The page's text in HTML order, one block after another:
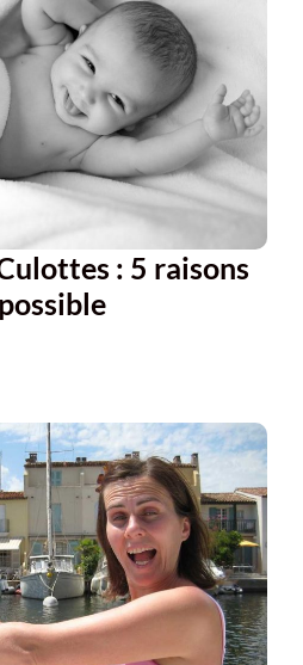
: 5 raisons